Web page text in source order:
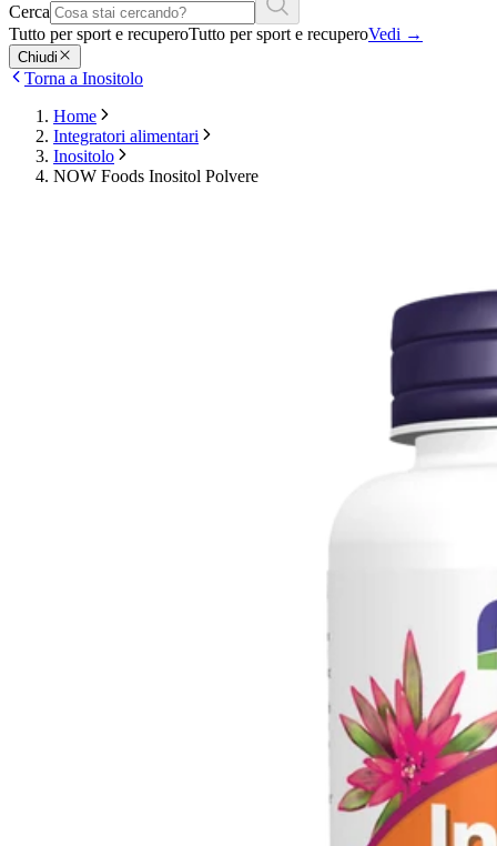
Cerca
Tutto per sport e recuperoTutto per sport e recuperoVedi →
Chiudi
Torna a Inositolo
Home
Integratori alimentari
Inositolo
NOW Foods Inositol Polvere